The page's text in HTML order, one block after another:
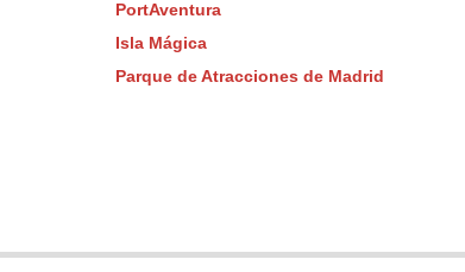
PortAventura
Isla Mágica
Parque de Atracciones de Madrid